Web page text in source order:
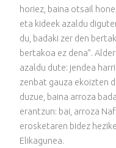
horiez, baina otsail
eta kideek azaldu
du, badaki zer den
bertakoa ez dena”.
azaldu dute: jendea
zenbat gauza ekoizten
duzue, baina arroza
erantzun: bai, arroza
erosketaren bidez
Elikagunea.